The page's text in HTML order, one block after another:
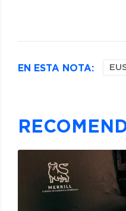
EN ESTA NOTA: